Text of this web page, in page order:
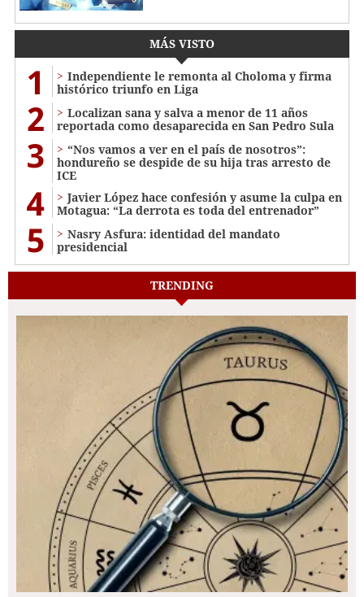
MÁS VISTO
1
Independiente le remonta al Choloma y firma
histórico triunfo en Liga
2
Localizan sana y salva a menor de 11 años
reportada como desaparecida en San Pedro Sula
3
“Nos vamos a ver en el país de nosotros”:
hondureño se despide de su hija tras arresto de
ICE
4
Javier López hace confesión y asume la culpa en
Motagua: “La derrota es toda del entrenador”
5
Nasry Asfura: identidad del mandato
presidencial
TRENDING